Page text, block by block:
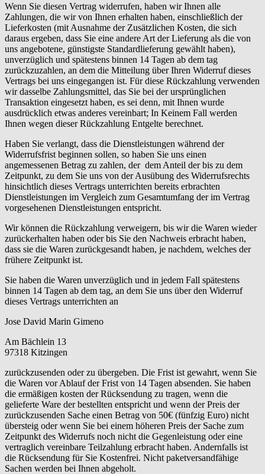
Wenn Sie diesen Vertrag widerrufen, haben wir Ihnen alle
Zahlungen, die wir von Ihnen erhalten haben, einschließlich der
Lieferkosten (mit Ausnahme der Zusätzlichen Kosten, die sich
daraus ergeben, dass Sie eine andere Art der Lieferung als die von
uns angebotene, günstigste Standardlieferung gewählt haben),
unverzüglich und spätestens binnen 14 Tagen ab dem tag
zurückzuzahlen, an dem die Mitteilung über Ihren Widerruf dieses
Vertrags bei uns eingegangen ist. Für diese Rückzahlung verwenden
wir dasselbe Zahlungsmittel, das Sie bei der ursprünglichen
Transaktion eingesetzt haben, es sei denn, mit Ihnen wurde
ausdrücklich etwas anderes vereinbart; In Keinem Fall werden
Ihnen wegen dieser Rückzahlung Entgelte berechnet.
Haben Sie verlangt, dass die Dienstleistungen während der
Widerrufsfrist beginnen sollen, so haben Sie uns einen
angemessenen Betrag zu zahlen, der dem Anteil der bis zu dem
Zeitpunkt, zu dem Sie uns von der Ausübung des Widerrufsrechts
hinsichtlich dieses Vertrags unterrichten bereits erbrachten
Dienstleistungen im Vergleich zum Gesamtumfang der im Vertrag
vorgesehenen Dienstleistungen entspricht.
Wir können die Rückzahlung verweigern, bis wir die Waren wieder
zurückerhalten haben oder bis Sie den Nachweis erbracht haben,
dass sie die Waren zurückgesandt haben, je nachdem, welches der
frühere Zeitpunkt ist.
Sie haben die Waren unverzüglich und in jedem Fall spätestens
binnen 14 Tagen ab dem tag, an dem Sie uns über den Widerruf
dieses Vertrags unterrichten an
Jose David Marin Gimeno
Am Bächlein 13
97318 Kitzingen
zurückzusenden oder zu übergeben. Die Frist ist gewahrt, wenn Sie
die Waren vor Ablauf der Frist von 14 Tagen absenden. Sie haben
die ermäßigen kosten der Rücksendung zu tragen, wenn die
gelieferte Ware der bestellten entspricht und wenn der Preis der
zurückzusenden Sache einen Betrag von 50€ (fünfzig Euro) nicht
übersteig oder wenn Sie bei einem höheren Preis der Sache zum
Zeitpunkt des Widerrufs noch nicht die Gegenleistung oder eine
vertraglich vereinbare Teilzahlung erbracht haben. Andernfalls ist
die Rücksendung für Sie Kostenfrei. Nicht paketversandfähige
Sachen werden bei Ihnen abgeholt.